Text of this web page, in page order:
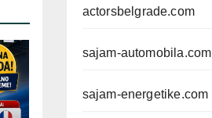
actorsbelgrade.com
sajam-automobila.com
sajam-energetike.com